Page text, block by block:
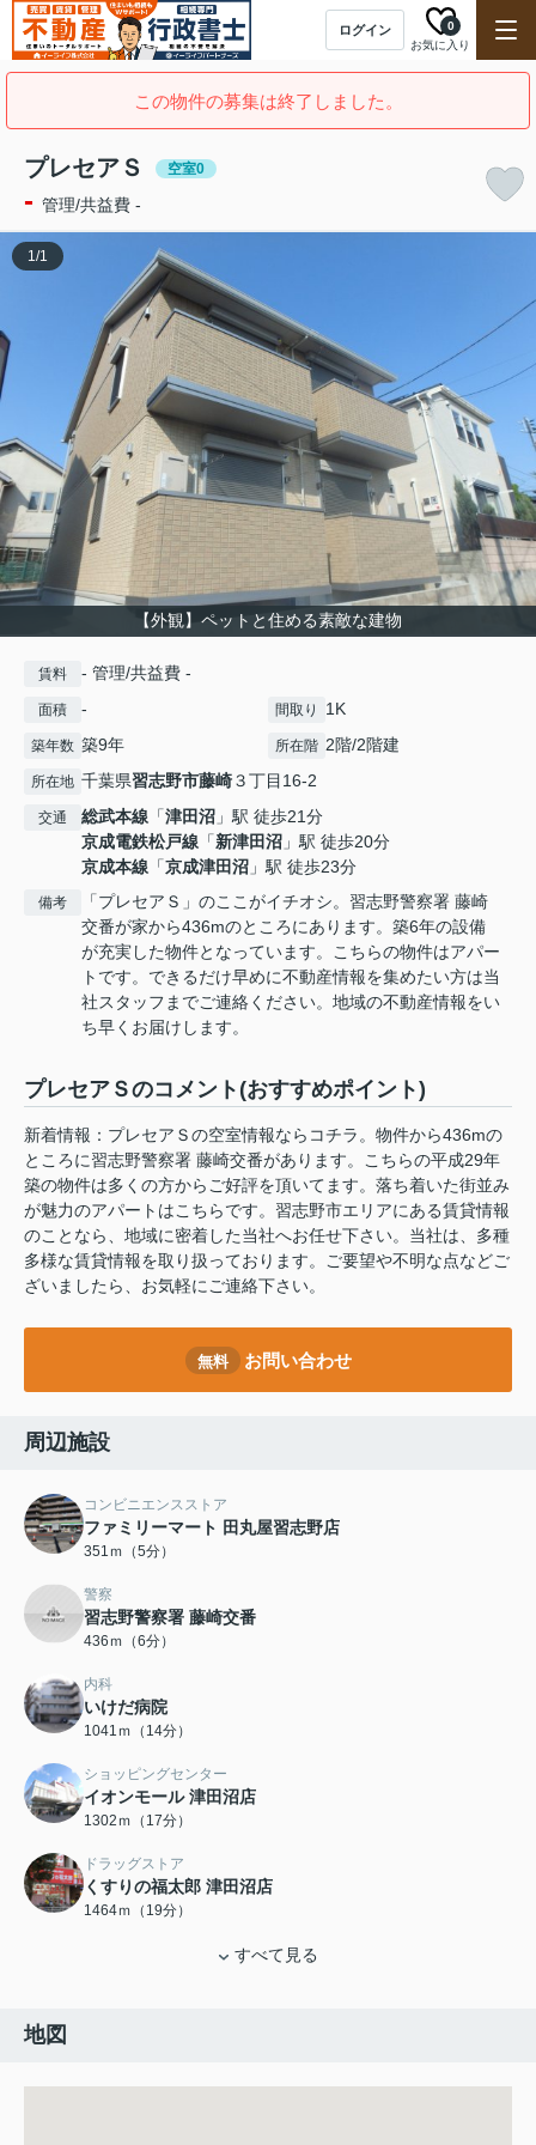
ログイン
お気に入り
0
この物件の募集は終了しました。
プレセアＳ 空室0
- 管理/共益費 -
【外観】ペットと住める素敵な建物
1/1
賃料 - 管理/共益費 -
面積 - 間取り 1K
築年数 築9年 所在階 2階/2階建
所在地 千葉県習志野市藤崎３丁目16-2
交通 総武本線 「津田沼 」駅 徒歩21分
京成電鉄松戸線 「新津田沼 」駅 徒歩20分
京成本線 「京成津田沼 」駅 徒歩23分
備考
「プレセアＳ」のここがイチオシ。習志野警察署 藤崎
交番が家から436mのところにあります。築6年の設備
が充実した物件となっています。こちらの物件はアパー
トです。できるだけ早めに不動産情報を集めたい方は当
社スタッフまでご連絡ください。地域の不動産情報をい
ち早くお届けします。
プレセアＳのコメント(おすすめポイント)
新着情報：プレセアＳの空室情報ならコチラ。物件から436mの
ところに習志野警察署 藤崎交番があります。こちらの平成29年
築の物件は多くの方からご好評を頂いてます。落ち着いた街並み
が魅力のアパートはこちらです。習志野市エリアにある賃貸情報
のことなら、地域に密着した当社へお任せ下さい。当社は、多種
多様な賃貸情報を取り扱っております。ご要望や不明な点などご
ざいましたら、お気軽にご連絡下さい。
無料 お問い合わせ
周辺施設
コンビニエンスストア
ファミリーマート 田丸屋習志野店
351ｍ（5分）
警察
習志野警察署 藤崎交番
436ｍ（6分）
内科
いけだ病院
1041ｍ（14分）
ショッピングセンター
イオンモール 津田沼店
1302ｍ（17分）
ドラッグストア
くすりの福太郎 津田沼店
1464ｍ（19分）
すべて見る
地図